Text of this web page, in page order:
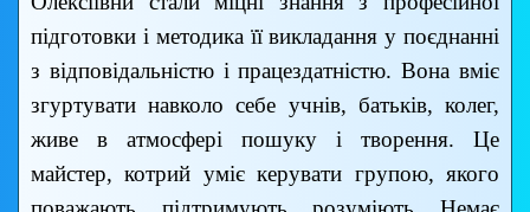
підготовки і методика її викладання у поєднанні
з відповідальністю і працездатністю. Вона вміє
згуртувати навколо себе учнів, батьків, колег,
живе в атмосфері пошуку і творення. Це
майстер, котрий уміє керувати групою, якого